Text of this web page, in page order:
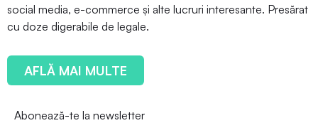
social media, e-commerce și alte lucruri interesante. Presărat
cu doze digerabile de legale.
AFLĂ MAI MULTE
Abonează-te la newsletter